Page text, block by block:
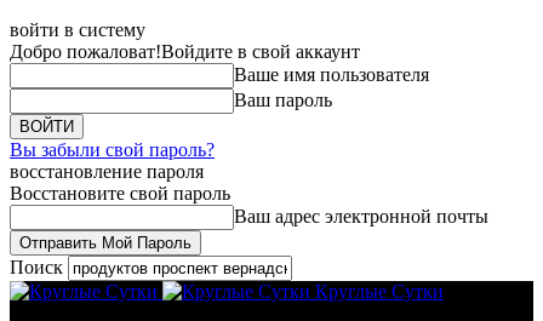
войти в систему
Добро пожаловат!Войдите в свой аккаунт
Ваше имя пользователя
Ваш пароль
Вы забыли свой пароль?
восстановление пароля
Восстановите свой пароль
Ваш адрес электронной почты
Поиск
Круглые Сутки